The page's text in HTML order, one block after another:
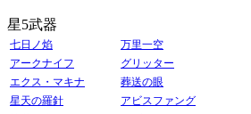
星5武器
七日ノ焰
万里一空
アークナイフ
グリッター
エクス・マキナ
葬送の眼
星天の羅針
アビスファング